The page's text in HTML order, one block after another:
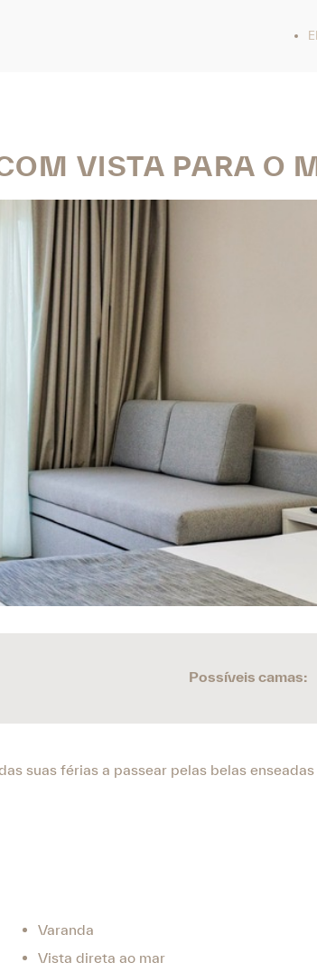
VISTA PARA O
Possíveis camas:
suas férias a passear pelas belas
Varanda
Vista direta ao mar